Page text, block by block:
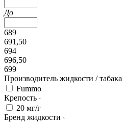
До
689
691,50
694
696,50
699
Производитель жидкости / табака
Fummo
Крепость
20 мг/г
Бренд жидкости